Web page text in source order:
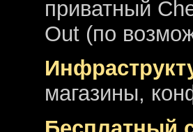
приватный
Out (по
магазины,